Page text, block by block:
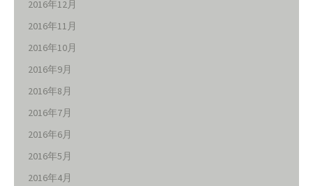
2016年12月
2016年11月
2016年10月
2016年9月
2016年8月
2016年7月
2016年6月
2016年5月
2016年4月